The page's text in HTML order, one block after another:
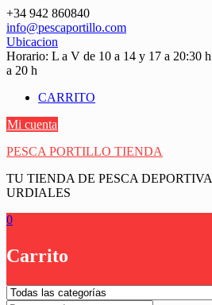
Saltar
contenido
+34 942 860840
info@pescaportillo.com
Ubicacion
Horario: L a V de 10 a 14 y 17 a 20:30
a 20 h
CARRITO
Mi cuenta
PESCA PORTILLO TIENDA
TU TIENDA DE PESCA
URDIALES
0
Carrito